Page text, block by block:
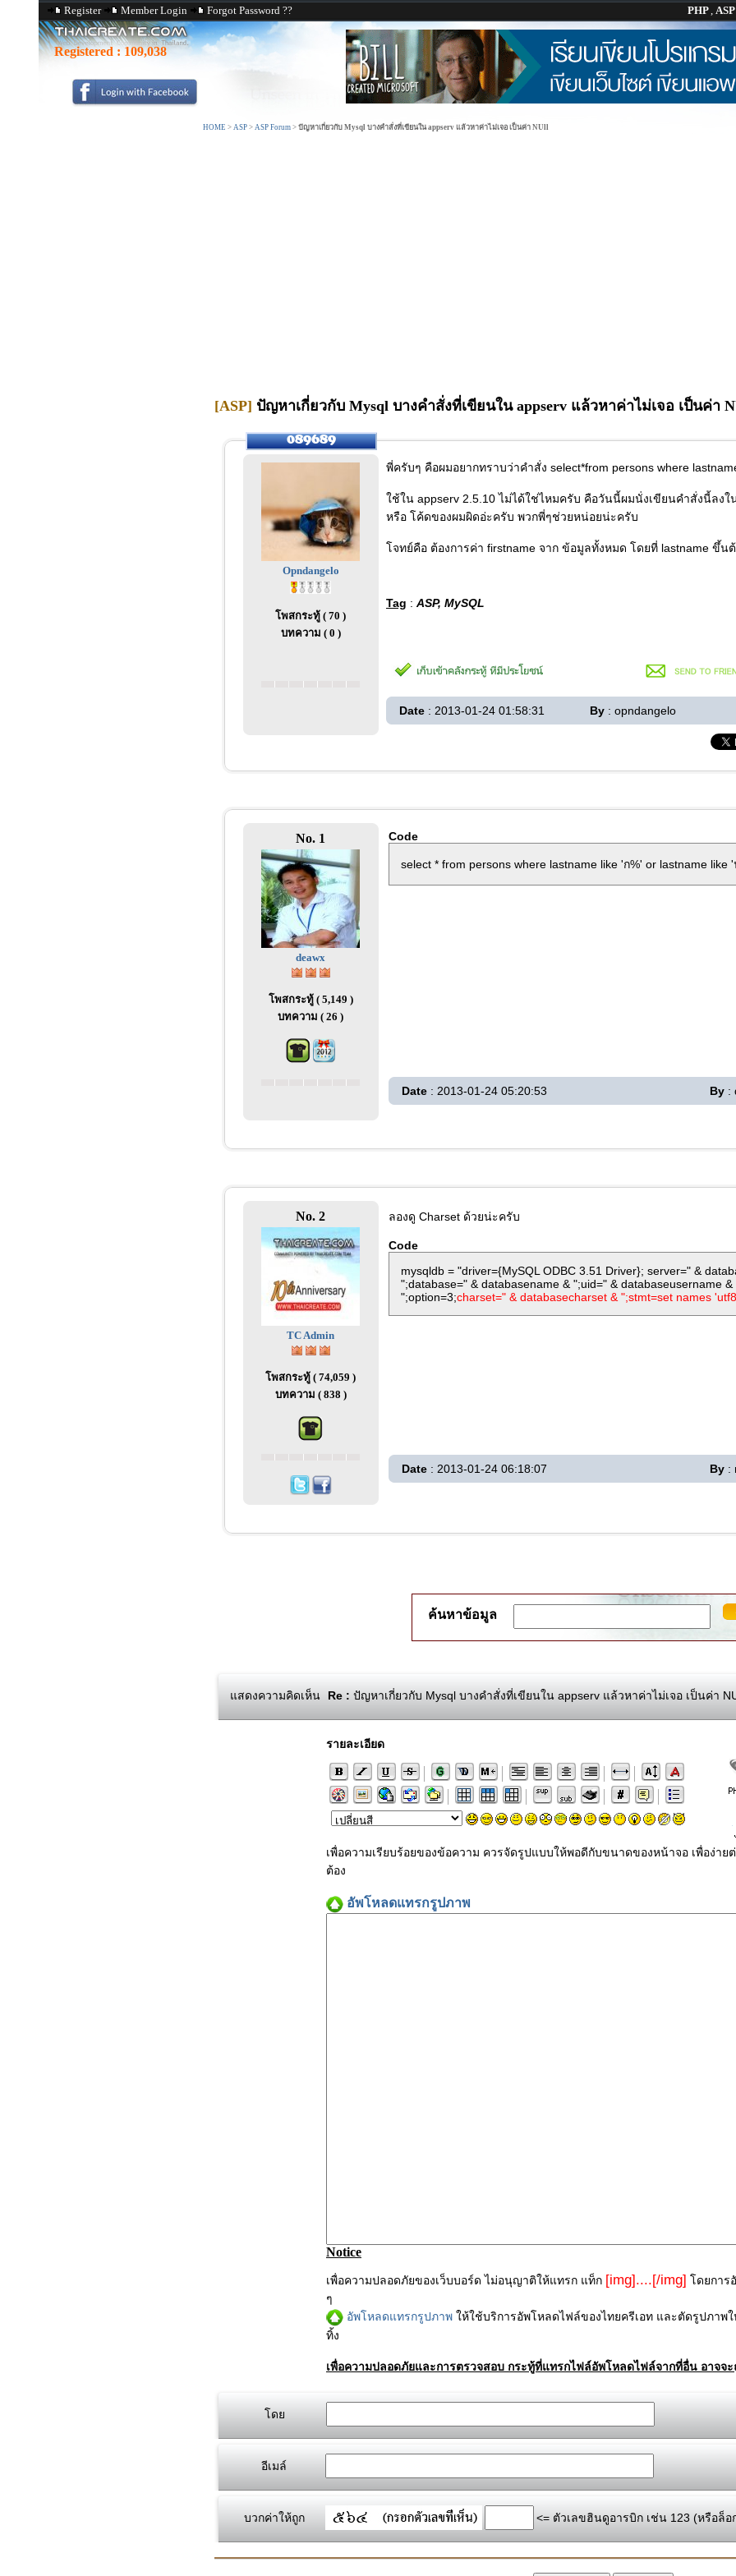
Register Member Login Forgot Password ?? PHP, ASP
Registered : 109,038
HOME > ASP > ASP Forum > ปัญหาเกี่ยวกับ Mysql บางคำสั่งที่เขียนใน appserv แล้วหาค่าไม่เจอ เป็นค่า NUll
[ASP] ปัญหาเกี่ยวกับ Mysql บางคำสั่งที่เขียนใน appserv แล้วหาค่าไม่เจอ เป็นค่า
Opndangelo
โพสกระทู้ ( 70 )
บทความ ( 0 )
พี่ครับๆ คือผมอยากทราบว่าคำสั่ง select*from persons where
ใช้ใน appserv 2.5.10 ไม่ได้ใช่ไหมครับ คือวันนี้ผมนั่งเขียนคำสั่งนี้ลงใ
หรือ โค้ดของผมผิดอ่ะครับ พวกพี่ๆช่วยหน่อยน่ะครับ
โจทย์คือ ต้องการค่า firstname จาก ข้อมูลทั้งหมด โดยที่ lastname ขึ้
Tag : ASP, MySQL
Date : 2013-01-24 01:58:31 By : opndangelo
No. 1
deawx
โพสกระทู้ ( 5,149 )
บทความ ( 26 )
Code
select * from persons where lastname like 'ก%' or lastname like
Date : 2013-01-24 05:20:53 By :
No. 2
TC Admin
โพสกระทู้ ( 74,059 )
บทความ ( 838 )
ลองดู Charset ด้วยน่ะครับ
Code
mysqldb = "driver={MySQL ODBC 3.51 Driver}; server=" &
";database=" & databasename & ";uid=" & databaseusername
";option=3;charset=" & databasecharset & ";stmt=set names
Date : 2013-01-24 06:18:07 By :
ค้นหาข้อมูล
แสดงความคิดเห็น Re : ปัญหาเกี่ยวกับ Mysql บางคำสั่งที่เขียนใน appserv แล้วหาค่าไม่เจอ เป็นค่า
รายละเอียด
เพื่อความเรียบร้อยของข้อความ ควรจัดรูปแบบให้พอดีกับขนาดของหน้าจอ เพื่อง่า
ต้อง
อัพโหลดแทรกรูปภาพ
Notice
เพื่อความปลอดภัยของเว็บบอร์ด ไม่อนุญาติให้แทรก แท็ก [img]....[/img] โดยการ
ๆ
อัพโหลดแทรกรูปภาพ ให้ใช้บริการอัพโหลดไฟล์ของไทยครีเอท และตัดรูปภาพ
ทิ้ง
เพื่อความปลอดภัยและการตรวจสอบ กระทู้ที่แทรกไฟล์อัพโหลดไฟล์จากที่อื่น อาจจ
โดย
อีเมล์
บวกค่าให้ถูก <= ตัวเลขฮินดูอารบิก เช่น 123 (หรือล็